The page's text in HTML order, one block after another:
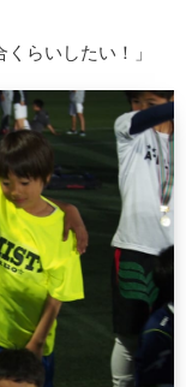
らいしたい！」